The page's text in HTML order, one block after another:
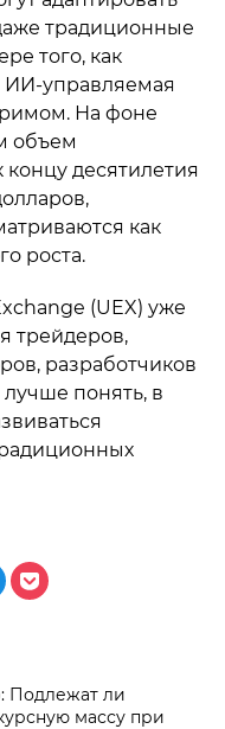
традиционные
того, как
ИИ-управляемая
На фоне
объем
десятилетия
как
роста.
(UEX) уже
трейдеров,
разработчиков
понять, в
Подлежат ли
массу при